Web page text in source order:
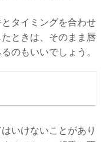
タイミングを合わせ
ときは、そのまま唇
のもいいでしょう。
いけないことがあり